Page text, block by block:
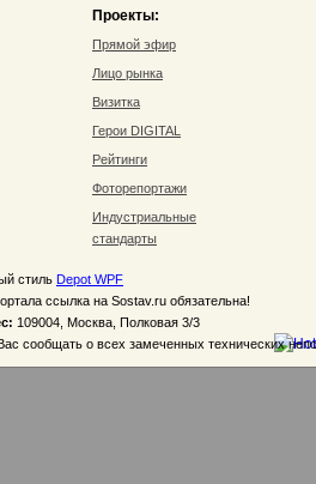
Проекты:
Прямой эфир
Лицо рынка
Визитка
Герои DIGITAL
Рейтинги
Фоторепортажи
Индустриальные
стандарты
стиль Depot WPF
ссылка на Sostav.ru обязательна!
109004, Москва, Полковая 3/3
сообщать о всех замеченных технических